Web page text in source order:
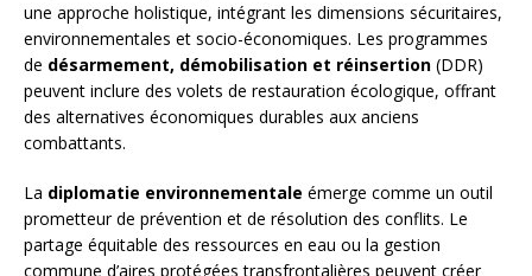
une approche holistique, intégrant les dimensions sécuritaires,
environnementales et socio-économiques. Les programmes
de désarmement, démobilisation et réinsertion (DDR)
peuvent inclure des volets de restauration écologique, offrant
des alternatives économiques durables aux anciens
combattants.
La diplomatie environnementale émerge comme un outil
prometteur de prévention et de résolution des conflits. Le
partage équitable des ressources en eau ou la gestion
commune d’aires protégées transfrontalières peuvent créer